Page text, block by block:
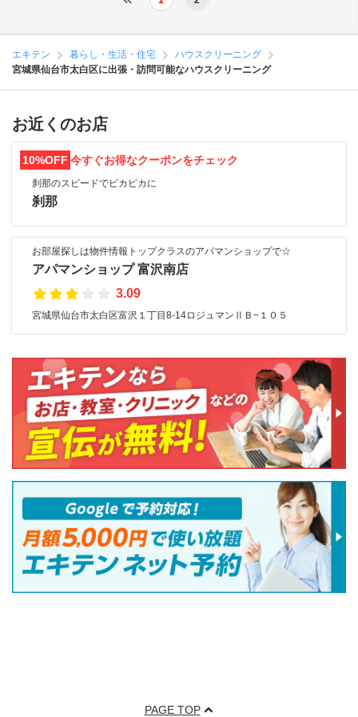
エキテン 暮らし・生活・住宅
ハウスクリーニング
宮城県仙台市太白区に出張・訪問可能なハウスクリーニング
お近くのお店
10%OFF 今すぐお得なクーポンをチェック
刹那のスピードでピカピカに
刹那
お部屋探しは物件情報トップクラスのアパマンショップで☆
アパマンショップ 富沢南店
3.09
宮城県仙台市太白区富沢１丁目8-14ロジュマンⅡＢ−１０５
PAGE TOP